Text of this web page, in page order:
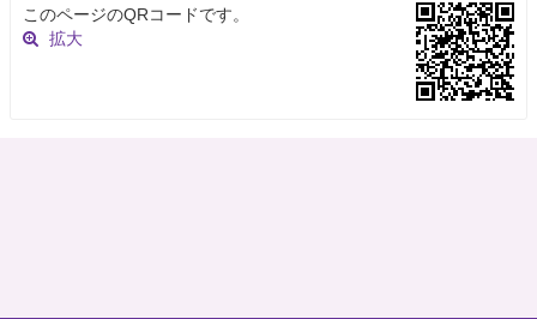
このページのQRコードです。
拡大